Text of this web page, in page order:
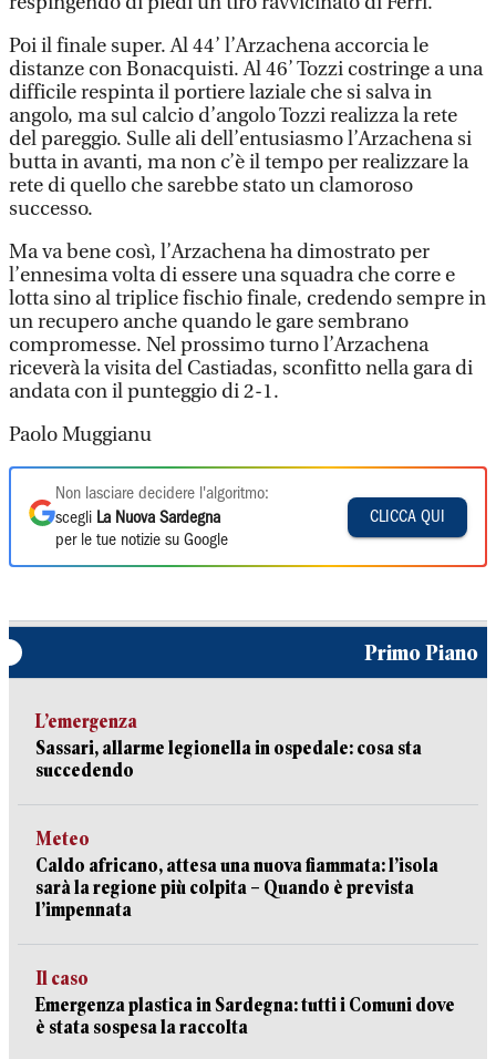
Poi il finale super. Al 44’ l’Arzachena accorcia le
distanze con Bonacquisti. Al 46’ Tozzi costringe a una
difficile respinta il portiere laziale che si salva in
angolo, ma sul calcio d’angolo Tozzi realizza la rete
del pareggio. Sulle ali dell’entusiasmo l’Arzachena si
butta in avanti, ma non c’è il tempo per realizzare la
rete di quello che sarebbe stato un clamoroso
successo.
Ma va bene così, l’Arzachena ha dimostrato per
l’ennesima volta di essere una squadra che corre e
lotta sino al triplice fischio finale, credendo sempre in
un recupero anche quando le gare sembrano
compromesse. Nel prossimo turno l’Arzachena
riceverà la visita del Castiadas, sconfitto nella gara di
andata con il punteggio di 2-1.
Paolo Muggianu
Non lasciare decidere l'algoritmo:
scegli La Nuova Sardegna
per le tue notizie su Google
CLICCA QUI
Primo Piano
L’emergenza
Sassari, allarme legionella in ospedale: cosa sta
succedendo
Meteo
Caldo africano, attesa una nuova fiammata: l’isola
sarà la regione più colpita – Quando è prevista
l’impennata
Il caso
Emergenza plastica in Sardegna: tutti i Comuni dove
è stata sospesa la raccolta